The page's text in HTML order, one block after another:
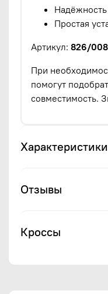
Надёжность
Простая
Артикул: 826/
При
помогут
совместимость.
Характеристики
Отзывы
Кроссы